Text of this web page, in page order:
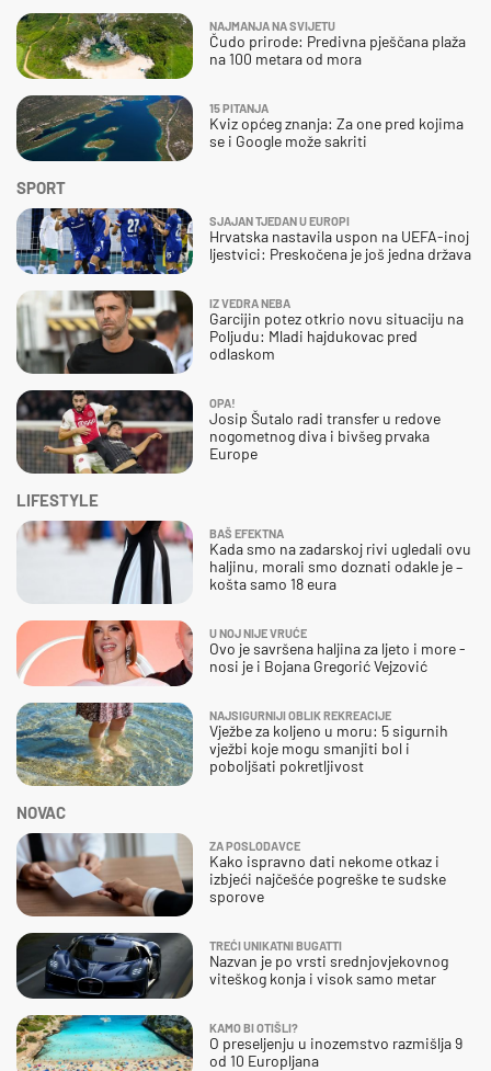
SPORT
SJAJAN TJEDAN U EUROPI
Hrvatska nastavila uspon na UEFA-inoj
ljestvici: Preskočena je još jedna država
IZ VEDRA NEBA
Garcijin potez otkrio novu situaciju na
Poljudu: Mladi hajdukovac pred
odlaskom
OPA!
Josip Šutalo radi transfer u redove
nogometnog diva i bivšeg prvaka
Europe
NAJMANJA NA SVIJETU
Čudo prirode: Predivna pješčana plaža
na 100 metara od mora
15 PITANJA
Kviz općeg znanja: Za one pred kojima
se i Google može sakriti
NOVAC
ZA POSLODAVCE
Kako ispravno dati nekome otkaz i
izbjeći najčešće pogreške te sudske
sporove
TREĆI UNIKATNI BUGATTI
Nazvan je po vrsti srednjovjekovnog
viteškog konja i visok samo metar
KAMO BI OTIŠLI?
O preseljenju u inozemstvo razmišlja 9
od 10 Europljana
LIFESTYLE
BAŠ EFEKTNA
Kada smo na zadarskoj rivi ugledali ovu
haljinu, morali smo doznati odakle je –
košta samo 18 eura
U NOJ NIJE VRUĆE
Ovo je savršena haljina za ljeto i more -
nosi je i Bojana Gregorić Vejzović
NAJSIGURNIJI OBLIK REKREACIJE
Vježbe za koljeno u moru: 5 sigurnih
vježbi koje mogu smanjiti bol i
poboljšati pokretljivost